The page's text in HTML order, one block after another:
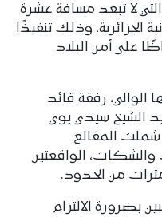
لا تبعد مسافة عشرة
الجزائرية، وذلك تنفيذًا
على أمن البلاد
الوالي، رفقة قائد
الشيخ سيدي بوي
شملت المقالع
الواقعتين
من الحدود.
بضرورة الالتزام